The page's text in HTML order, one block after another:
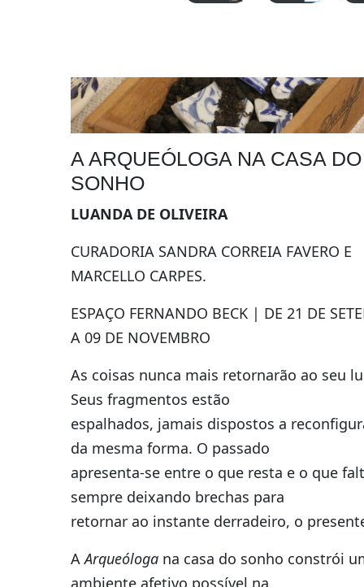
A ARQUEÓLOGA NA CASA DO
SONHO
LUANDA DE OLIVEIRA
CURADORIA SANDRA CORREIA FAVERO E
MARCELLO CARPES.
ESPAÇO FERNANDO BECK | DE 21 DE
A 09 DE NOVEMBRO
As coisas nunca mais retornarão ao seu
Seus fragmentos estão
espalhados, jamais dispostos a
da mesma forma. O passado
apresenta-se entre o que resta e o que
sempre deixando brechas para
retornar ao instante derradeiro, o
AArqueólogana casa do sonho constrói
ambiente afetivo possível na